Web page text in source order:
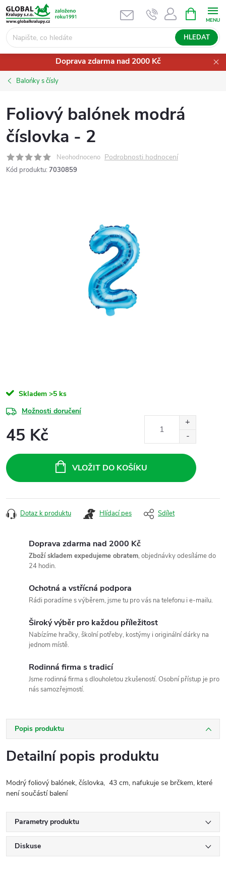
Přejít
na
obsah
HLEDAT
NÁKUPNÍ
KOŠÍK
Doprava zdarma nad 2000 Kč
Balońky s čísly
Foliový balónek modrá
číslovka - 2
Neohodnoceno Podrobnosti hodnocení
Kód produktu: 7030859
Skladem >5 ks
Možnosti doručení
45 Kč
cena:
VLOŽIT DO KOŠÍKU
Dotaz k produktu Hlídací pes Sdílet
Doprava zdarma nad 2000 Kč
Zboží skladem expedujeme obratem, objednávky odesíláme do
24 hodin.
Ochotná a vstřícná podpora
Rádi poradíme s výběrem, jsme tu pro vás na telefonu i e-mailu.
Široký výběr pro každou příležitost
Nabízíme hračky, školní potřeby, kostýmy i originální dárky na
jednom místě.
Rodinná firma s tradicí
Jsme rodinná firma s dlouholetou zkušeností. Osobní přístup je pro
nás samozřejmostí.
Popis produktu
Detailní popis produktu
Modrý foliový balónek, číslovka, 43 cm, nafukuje se brčkem, které
není součástí balení
Parametry produktu
Diskuse